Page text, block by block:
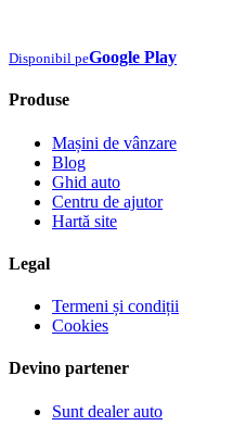
Disponibil peGoogle Play
Produse
Mașini de vânzare
Blog
Ghid auto
Centru de ajutor
Hartă site
Legal
Termeni și condiții
Cookies
Devino partener
Sunt dealer auto